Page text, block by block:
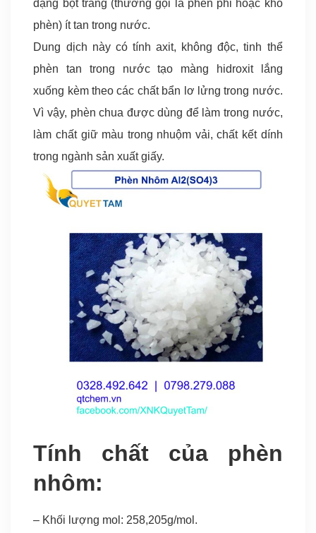
dạng bột trắng (thường gọi là phèn phi hoặc khô
phèn) ít tan trong nước.
Dung dịch này có tính axit, không độc, tinh thể
phèn tan trong nước tạo màng hidroxit lắng
xuống kèm theo các chất bẩn lơ lửng trong nước.
Vì vậy, phèn chua được dùng để làm trong nước,
làm chất giữ màu trong nhuộm vải, chất kết dính
trong ngành sản xuất giấy.
Tính chất của phèn
nhôm:
– Khối lượng mol: 258,205g/mol.